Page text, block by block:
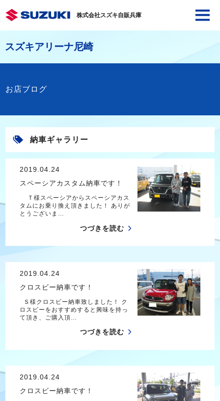
株式会社スズキ自販兵庫
スズキアリーナ尼崎
お店ブログ
納車ギャラリー
2019.04.24
スペーシアカスタム納車です！
Ｔ様スペーシアからスペーシアカス
タムにお乗り換え頂きました！ ありが
とうございま…
つづきを読む
2019.04.24
クロスビー納車です！
Ｓ様クロスビー納車致しました！ ク
ロスビーをおすすめすると興味を持っ
て頂き、ご購入頂…
つづきを読む
2019.04.24
クロスビー納車です！